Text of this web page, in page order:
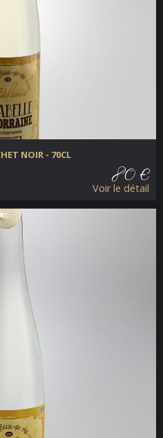
NOIR - 70CL
80 €
Voir le détail